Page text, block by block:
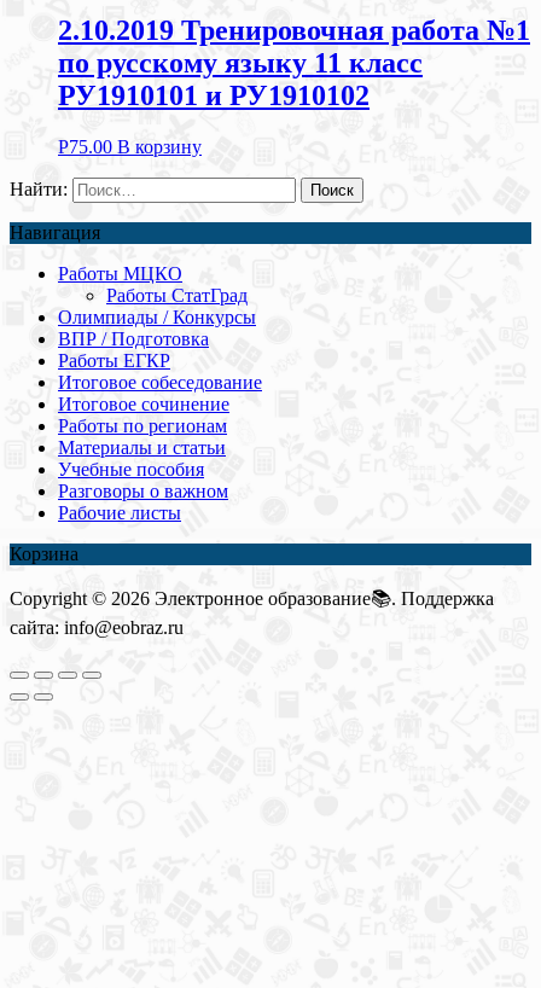
2.10.2019 Тренировочная работа №1
по русскому языку 11 класс
РУ1910101 и РУ1910102
Р75.00 В корзину
Найти:
Навигация
Работы МЦКО
Работы СтатГрад
Олимпиады / Конкурсы
ВПР / Подготовка
Работы ЕГКР
Итоговое собеседование
Итоговое сочинение
Работы по регионам
Материалы и статьи
Учебные пособия
Разговоры о важном
Рабочие листы
Корзина
Copyright © 2026 Электронное образование📚. Поддержка
сайта: info@eobraz.ru